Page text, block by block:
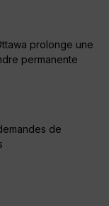
prolonge une
permanente
de